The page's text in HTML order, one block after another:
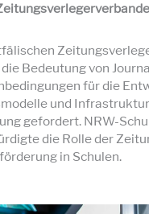
Bedeutung von
für die
und
gefordert. NRW-
die Rolle der
in Schulen.